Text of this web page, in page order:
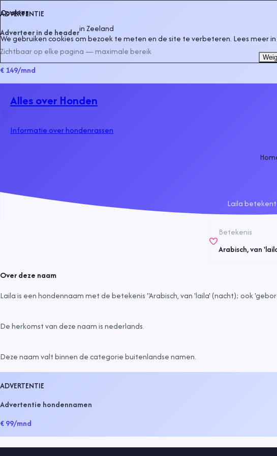
ADVERTENTIE
Adverteer in de headerinZeeland
Zichtbaar op elke pagina — maximale bereik
€ 149/mnd
Alles over Honden
Informatie over hondenrassen
Laila
Betekenis
Arabisch, van
Over deze naam
Laila is een hondennaam met de betekenis "Arabisch, van 'laila' (nacht); ook
De herkomst van deze naam isnederlands.
Deze naam valt binnen de categoriebuitenlandse namen.
ADVERTENTIE
Advertentie hondennamen
€ 99/mnd
Cookies
We gebruiken cookies om bezoek te meten en de site te verbeteren. Lees meer in